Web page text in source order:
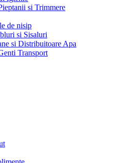
si Trimmere
de nisip
si Sisaluri
si Distribuitoare Apa
Transport